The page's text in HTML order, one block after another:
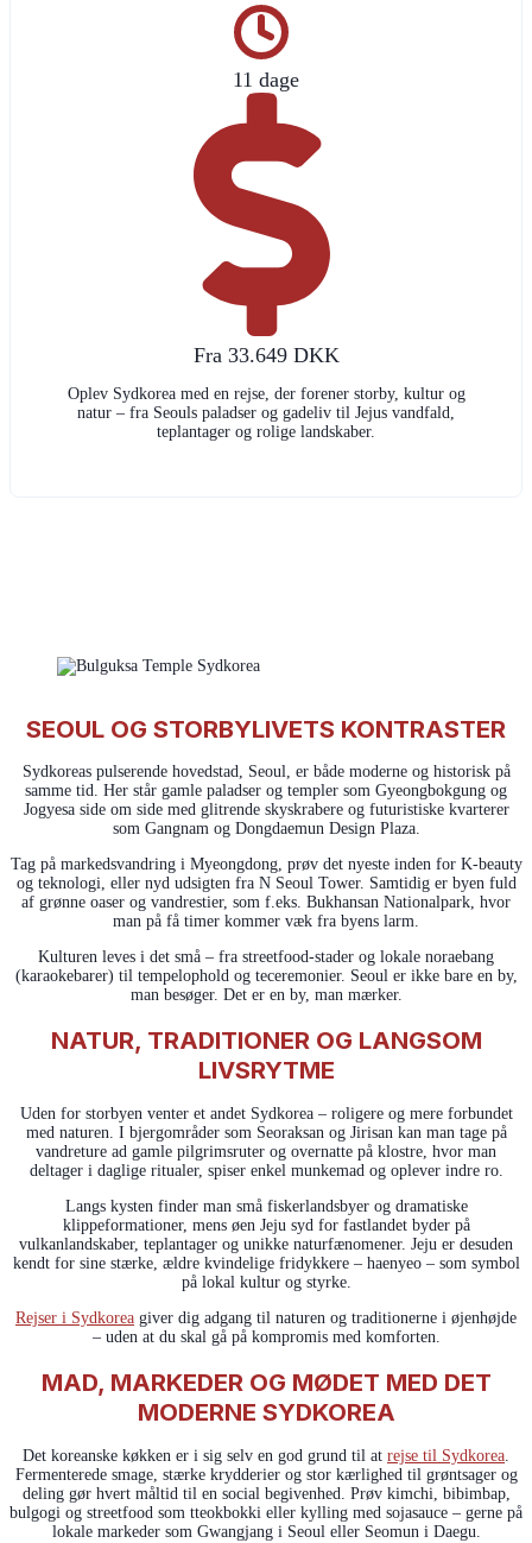
11 dage
Fra 33.649 DKK
Oplev Sydkorea med en rejse, der forener storby, kultur og
natur – fra Seouls paladser og gadeliv til Jejus vandfald,
teplantager og rolige landskaber.
SEOUL OG STORBYLIVETS KONTRASTER
Sydkoreas pulserende hovedstad, Seoul, er både moderne og historisk på
samme tid. Her står gamle paladser og templer som Gyeongbokgung og
Jogyesa side om side med glitrende skyskrabere og futuristiske kvarterer
som Gangnam og Dongdaemun Design Plaza.
Tag på markedsvandring i Myeongdong, prøv det nyeste inden for K-beauty
og teknologi, eller nyd udsigten fra N Seoul Tower. Samtidig er byen fuld
af grønne oaser og vandrestier, som f.eks. Bukhansan Nationalpark, hvor
man på få timer kommer væk fra byens larm.
Kulturen leves i det små – fra streetfood-stader og lokale noraebang
(karaokebarer) til tempelophold og teceremonier. Seoul er ikke bare en by,
man besøger. Det er en by, man mærker.
NATUR, TRADITIONER OG LANGSOM
LIVSRYTME
Uden for storbyen venter et andet Sydkorea – roligere og mere forbundet
med naturen. I bjergområder som Seoraksan og Jirisan kan man tage på
vandreture ad gamle pilgrimsruter og overnatte på klostre, hvor man
deltager i daglige ritualer, spiser enkel munkemad og oplever indre ro.
Langs kysten finder man små fiskerlandsbyer og dramatiske
klippeformationer, mens øen Jeju syd for fastlandet byder på
vulkanlandskaber, teplantager og unikke naturfænomener. Jeju er desuden
kendt for sine stærke, ældre kvindelige fridykkere – haenyeo – som symbol
på lokal kultur og styrke.
Rejser i Sydkorea giver dig adgang til naturen og traditionerne i øjenhøjde
– uden at du skal gå på kompromis med komforten.
MAD, MARKEDER OG MØDET MED DET
MODERNE SYDKOREA
Det koreanske køkken er i sig selv en god grund til at rejse til Sydkorea.
Fermenterede smage, stærke krydderier og stor kærlighed til grøntsager og
deling gør hvert måltid til en social begivenhed. Prøv kimchi, bibimbap,
bulgogi og streetfood som tteokbokki eller kylling med sojasauce – gerne på
lokale markeder som Gwangjang i Seoul eller Seomun i Daegu.